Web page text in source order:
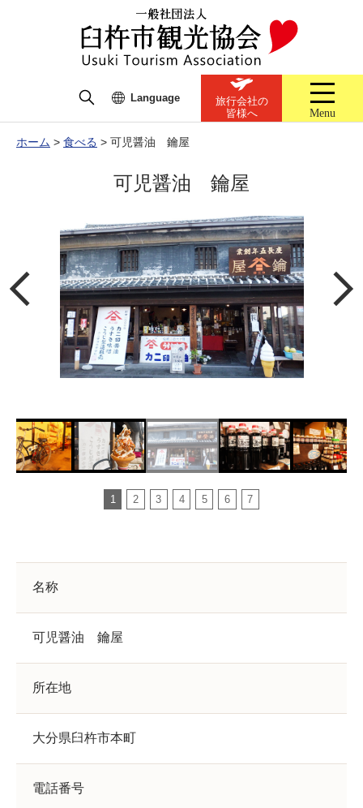
Language
旅行会社の
皆様へ
Menu
ホーム > 食べる > 可児醤油 鑰屋
可児醤油 鑰屋
1 2 3 4 5 6 7
名称
可児醤油 鑰屋
所在地
大分県臼杵市本町
電話番号